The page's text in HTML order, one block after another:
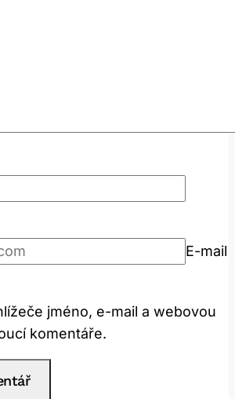
E-mail
jméno, e-mail a webovou
komentáře.